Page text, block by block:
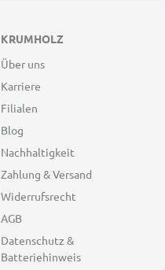
KRUMHOLZ
Über uns
Karriere
Filialen
Blog
Nachhaltigkeit
Zahlung & Versand
Widerrufsrecht
AGB
Datenschutz &
Batteriehinweis